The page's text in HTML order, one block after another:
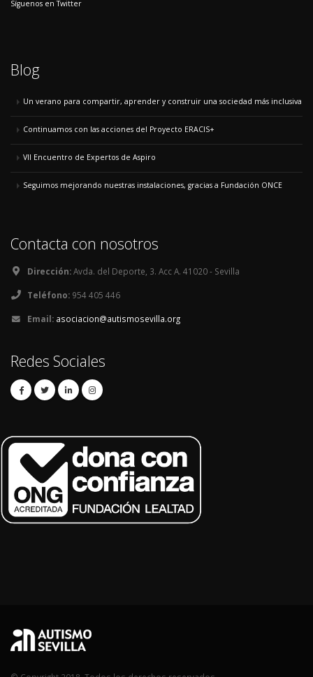
Síguenos en Twitter
Blog
Un verano para compartir, aprender y construir una sociedad más inclusiva
Continuamos con las acciones del Proyecto ERACIS+
VII Encuentro de Expertos de Aspiro
Seguimos mejorando nuestras instalaciones, gracias a Fundación ONCE
Contacta con nosotros
Dirección:Avda. del Deporte, 3. Acc A. 41020 - Sevilla
Teléfono: 954 405 446
Email: asociacion@autismosevilla.org
Redes Sociales